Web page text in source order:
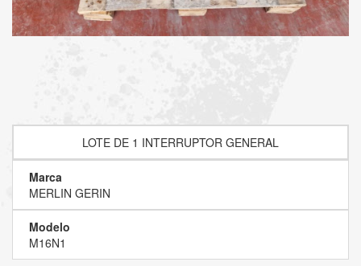
LOTE DE 1 INTERRUPTOR GENERAL
Marca
MERLIN GERIN
Modelo
M16N1